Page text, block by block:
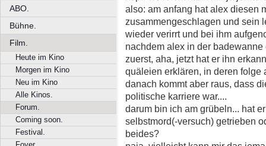
ABO.
Bühne.
Film.
Heute im Kino
Morgen im Kino
Neu im Kino
Alle Kinos.
Forum.
Coming soon.
Festival.
also: am anfang hat alex diesen
zusammengeschlagen und sein
wieder verirrt und bei ihm
nachdem alex in der
zuerst, aha, jetzt hat er ihn
quäleien erklären, in deren folge
danach kommt aber raus, dass
politische karriere war....
darum bin ich am grübeln... hat
selbstmord(-versuch) getrieben
beides?